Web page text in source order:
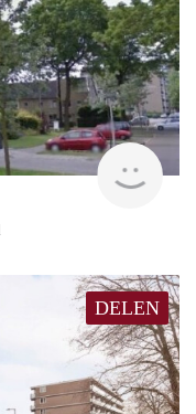
DELEN